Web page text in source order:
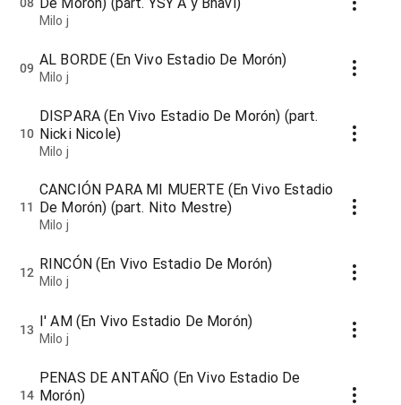
Milo j
09 AL BORDE (En Vivo Estadio De Morón)
Milo j
10
DISPARA (En Vivo Estadio De Morón) (part.
Nicki Nicole)
Milo j
11
CANCIÓN PARA MI MUERTE (En Vivo Estadio
De Morón) (part. Nito Mestre)
Milo j
12 RINCÓN (En Vivo Estadio De Morón)
Milo j
13 I' AM (En Vivo Estadio De Morón)
Milo j
14
PENAS DE ANTAÑO (En Vivo Estadio De
Morón)